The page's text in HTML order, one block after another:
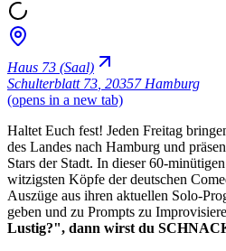
Haus 73 (Saal)
Schulterblatt 73 20357 Hamburg
(opens in a new tab)
Haltet Euch fest! Jeden Freitag
des Landes nach Hamburg und
Stars der Stadt. In dieser 60-
witzigsten Köpfe der deutschen
Auszüge aus ihren aktuellen Solo-
geben und zu Prompts zu
Lustig?", dann wirst du